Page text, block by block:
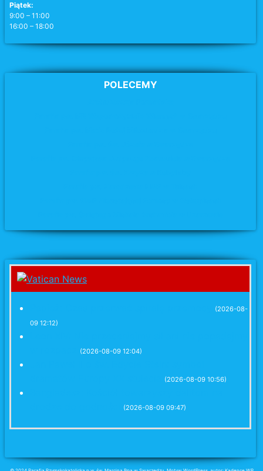
Piątek:
9:00 – 11:00
16:00 – 18:00
POLECEMY
(2026-08-
09 12:12)
(2026-08-09 12:04)
(2026-08-09 10:56)
(2026-08-09 09:47)